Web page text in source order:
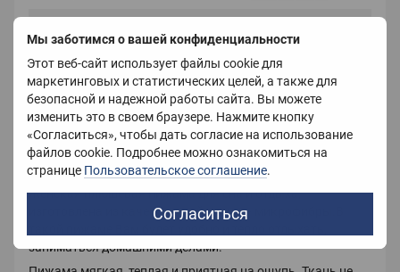
Мы заботимся о вашей конфиденциальности
Этот веб-сайт использует файлы cookie для
маркетинговых и статистических целей, а также для
безопасной и надежной работы сайта. Вы можете
изменить это в своем браузере. Нажмите кнопку
«Согласиться», чтобы дать согласие на использование
файлов cookie. Подробнее можно ознакомиться на
странице Пользовательское соглашение.
Согласиться
Вес 800 г
Принт Рисунок
Описание
Женская плюшевая пижама для сна и отдыха,
изготовлена из качественной ткани – микрофибры.В
заниматься домашними делами.